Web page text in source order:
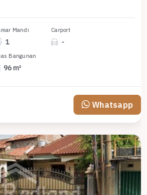
Mandi
1
Carport
-
Bangunan
96 m²
Whatsapp